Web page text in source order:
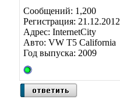
Сообщений: 1,200
Регистрация: 21.12.2012
Адрес: InternetCity
Авто: VW T5 California
Год выпуска: 2009